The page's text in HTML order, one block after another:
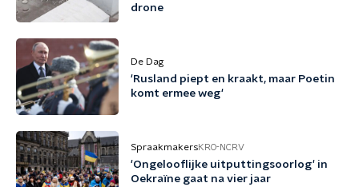
drone
De Dag
'Rusland piept en kraakt, maar Poetin
komt ermee weg'
SpraakmakersKRO-NCRV
'Ongelooflijke uitputtingsoorlog' in
Oekraïne gaat na vier jaar